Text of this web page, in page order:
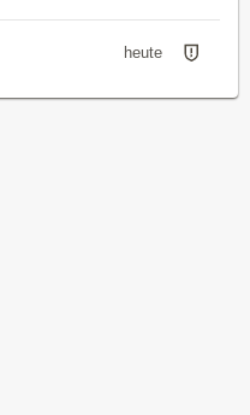
heute